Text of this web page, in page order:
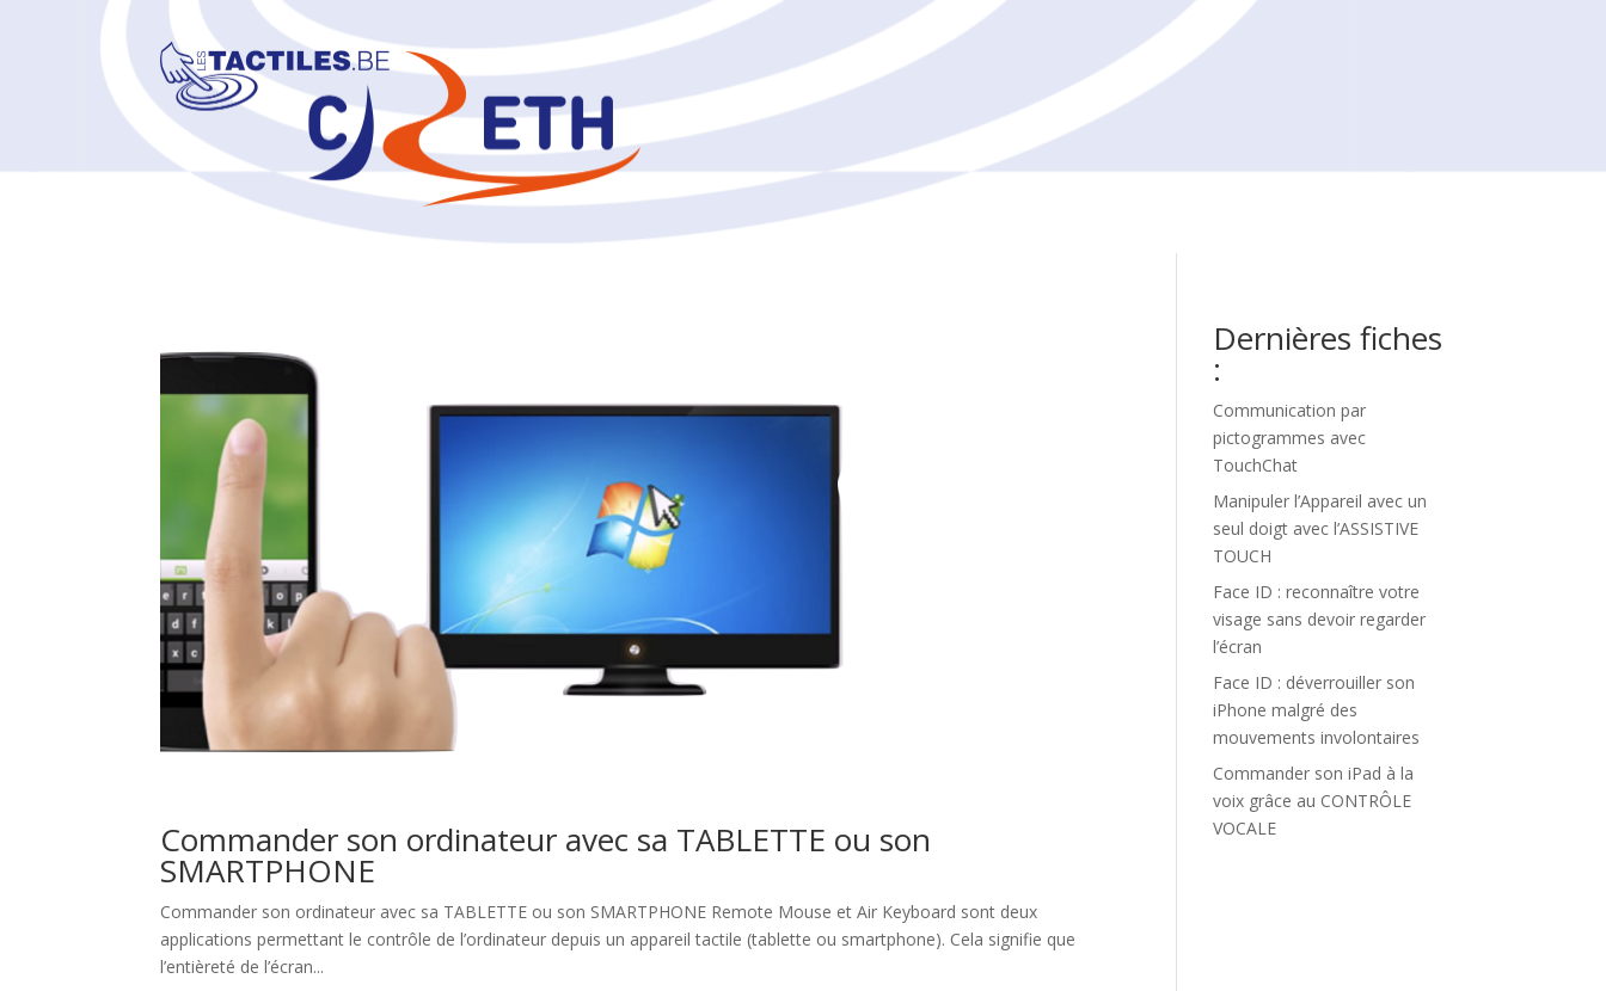
Commander son ordinateur avec sa TABLETTE ou son
SMARTPHONE
Commander son ordinateur avec sa TABLETTE ou son SMARTPHONE Remote Mouse et Air Keyboard sont deux
applications permettant le contrôle de l’ordinateur depuis un appareil tactile (tablette ou smartphone). Cela signifie que
l’entièreté de l’écran...
Dernières fiches
:
Communication par
pictogrammes avec
TouchChat
Manipuler l’Appareil avec un
seul doigt avec l’ASSISTIVE
TOUCH
Face ID : reconnaître votre
visage sans devoir regarder
l’écran
Face ID : déverrouiller son
iPhone malgré des
mouvements involontaires
Commander son iPad à la
voix grâce au CONTRÔLE
VOCALE